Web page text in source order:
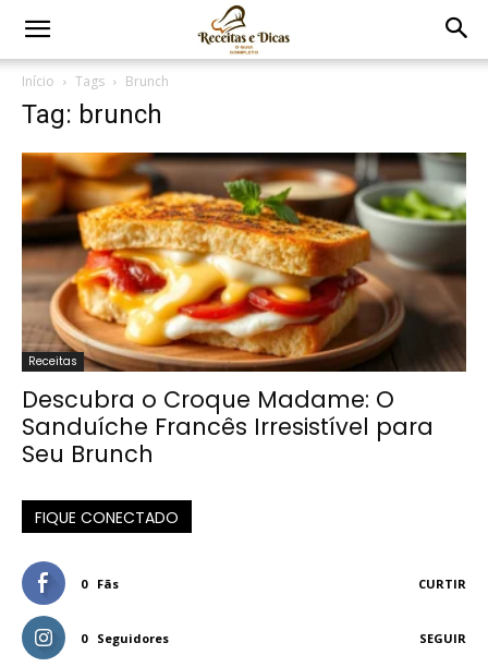
Início Tags Brunch
Tag: brunch
Receitas
Descubra o Croque Madame: O
Sanduíche Francês Irresistível para
Seu Brunch
FIQUE CONECTADO
0 Fãs CURTIR
0 Seguidores SEGUIR